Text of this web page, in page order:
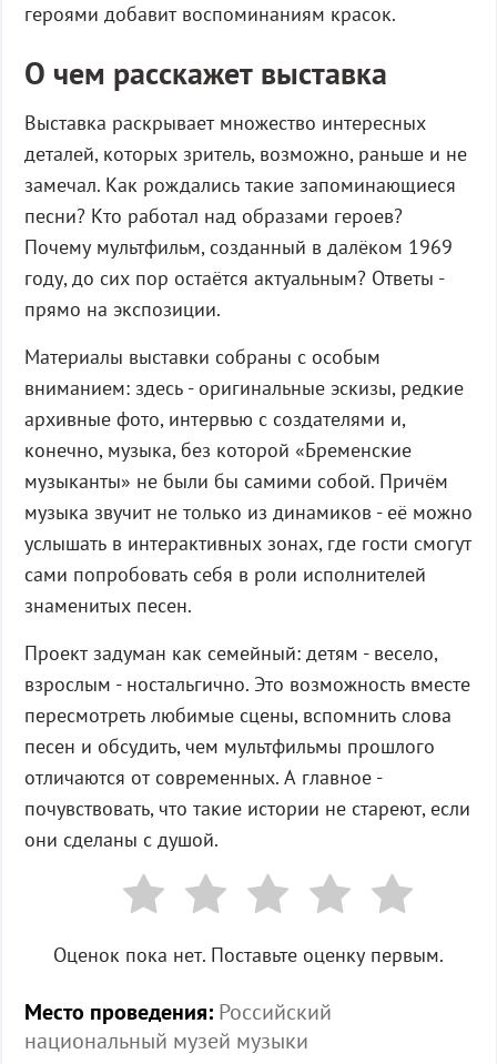
героями добавит воспоминаниям красок.
О чем расскажет выставка
Выставка раскрывает множество интересных
деталей, которых зритель, возможно, раньше и не
замечал. Как рождались такие запоминающиеся
песни? Кто работал над образами героев?
Почему мультфильм, созданный в далёком 1969
году, до сих пор остаётся актуальным? Ответы -
прямо на экспозиции.
Материалы выставки собраны с особым
вниманием: здесь - оригинальные эскизы, редкие
архивные фото, интервью с создателями и,
конечно, музыка, без которой «Бременские
музыканты» не были бы самими собой. Причём
музыка звучит не только из динамиков - её можно
услышать в интерактивных зонах, где гости смогут
сами попробовать себя в роли исполнителей
знаменитых песен.
Проект задуман как семейный: детям - весело,
взрослым - ностальгично. Это возможность вместе
пересмотреть любимые сцены, вспомнить слова
песен и обсудить, чем мультфильмы прошлого
отличаются от современных. А главное -
почувствовать, что такие истории не стареют, если
они сделаны с душой.
Оценок пока нет. Поставьте оценку первым.
Место проведения:Российский
национальный музей музыки